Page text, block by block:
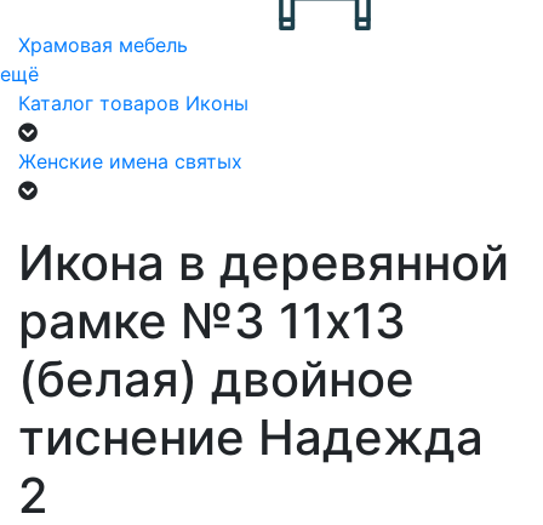
Храмовая мебель
ещё
Каталог товаров Иконы
Женские имена святых
Икона в деревянной
рамке №3 11х13
(белая) двойное
тиснение Надежда
2